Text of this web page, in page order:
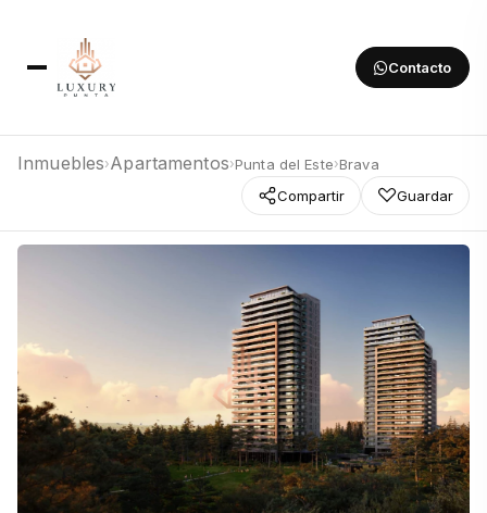
Contacto
Inmuebles›Apartamentos›Punta del Este›Brava
Compartir
Guardar